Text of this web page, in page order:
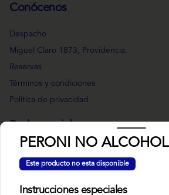
Conócenos
Despacho
Miguel Claro 1873, Providencia.
Reservas
Términos y condiciones
Política de privacidad
Redes sociales
Facebook
PERONI NO ALCOHOL
Este producto no esta disponible
Instrucciones especiales